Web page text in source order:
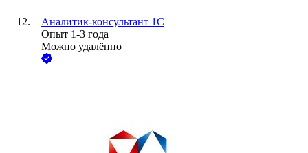
Аналитик-консультант 1С
Опыт 1-3 года
Можно удалённо